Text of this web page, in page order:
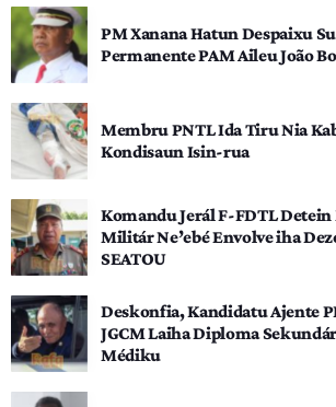
PM Xanana Hatun Despaixu
Permanente PAM Aileu João
Membru PNTL Ida Tiru Nia
Kondisaun Isin-rua
Komandu Jerál F-FDTL
Militár Ne’ebé Envolve iha
SEATOU
Deskonfia, Kandidatu Ajente
JGCM Laiha Diploma
Médiku